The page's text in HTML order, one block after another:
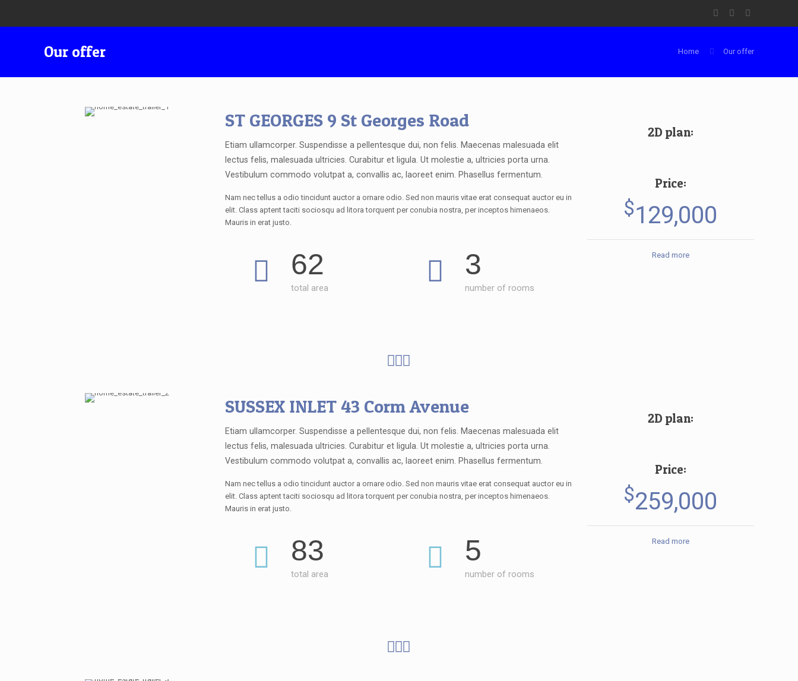
Our offer Home Our offer
ST GEORGES 9 St Georges Road
Etiam ullamcorper. Suspendisse a pellentesque dui, non felis. Maecenas malesuada elit
lectus felis, malesuada ultricies. Curabitur et ligula. Ut molestie a, ultricies porta urna.
Vestibulum commodo volutpat a, convallis ac, laoreet enim. Phasellus fermentum.
Nam nec tellus a odio tincidunt auctor a ornare odio. Sed non mauris vitae erat consequat auctor eu in
elit. Class aptent taciti sociosqu ad litora torquent per conubia nostra, per inceptos himenaeos.
Mauris in erat justo.
62
total area
3
number of rooms
2D plan:
Price:
$129,000
Read more
SUSSEX INLET 43 Corm Avenue
Etiam ullamcorper. Suspendisse a pellentesque dui, non felis. Maecenas malesuada elit
lectus felis, malesuada ultricies. Curabitur et ligula. Ut molestie a, ultricies porta urna.
Vestibulum commodo volutpat a, convallis ac, laoreet enim. Phasellus fermentum.
Nam nec tellus a odio tincidunt auctor a ornare odio. Sed non mauris vitae erat consequat auctor eu in
elit. Class aptent taciti sociosqu ad litora torquent per conubia nostra, per inceptos himenaeos.
Mauris in erat justo.
83
total area
5
number of rooms
2D plan:
Price:
$259,000
Read more